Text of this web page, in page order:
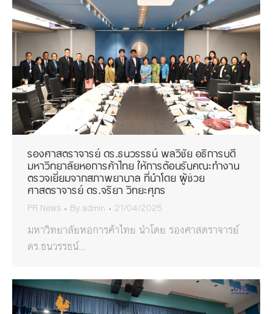
รองศาสตราจารย์ ดร.ธนวรรธน์ พลวิชัย อธิการบดี
มหาวิทยาลัยหอการค้าไทย ให้การต้อนรับคณะทำงาน
ตรวจเยี่ยมจากสภาพยาบาล ที่นำโดย ผู้ช่วย
ศาสตราจารย์ ดร.จริยา วิทยะศุภร
PR News By admin 21/04/2025
มหาวิทยาลัยหอการค้าไทย นำโดย รองศาสตราจารย์
ดร.ธนวรรธน์…